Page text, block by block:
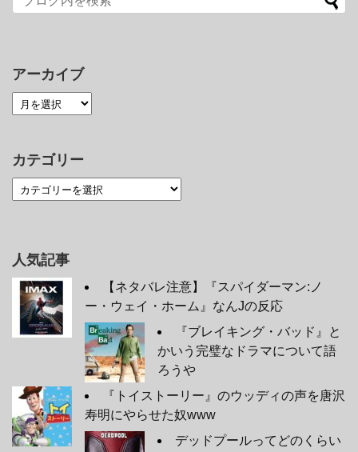
アーカイブ
カテゴリー
人気記事
【ネタバレ注意】『スパイダーマン:ノ
ー・ウェイ・ホーム』なんJの反応
『ブレイキング・バッド』と
かいう完璧なドラマについて語
ろうや
『トイストーリー』のウッディの声を唐沢
寿明にやらせた奴www
デッドプールってどのくらい